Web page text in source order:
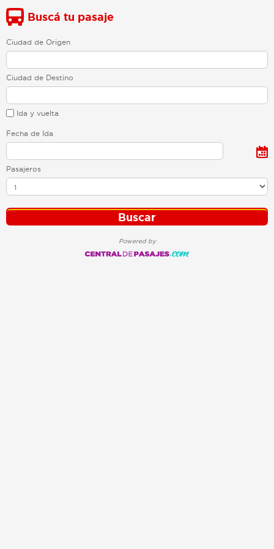
Buscá tu pasaje
Ciudad de Origen
Ciudad de Destino
Ida y vuelta
Fecha de Ida
Pasajeros
Powered by